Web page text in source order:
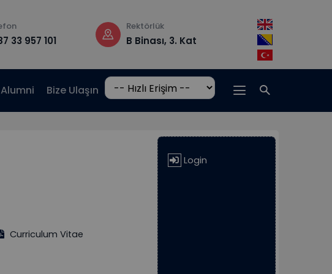
B Binası, 3. Kat
Çalışma saatleri
Pzt-Cm: 08:30 –
Alumni Bize Ulaşın
Curriculum Vitae
Login